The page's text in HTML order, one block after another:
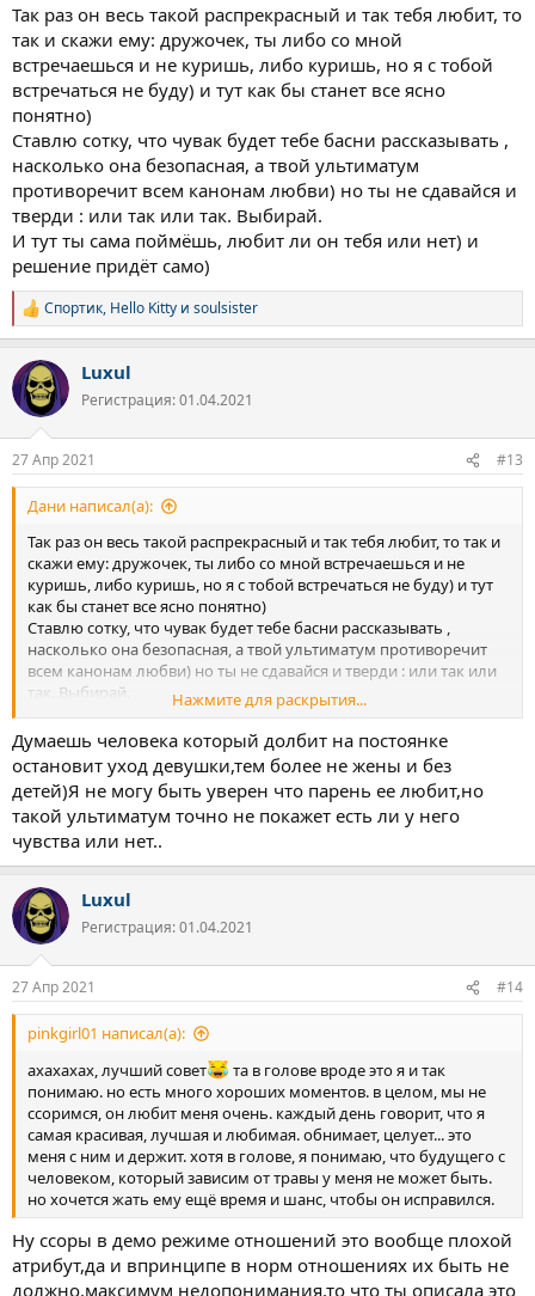
Так раз он весь такой распрекрасный и так тебя любит, то
так и скажи ему: дружочек, ты либо со мной
встречаешься и не куришь, либо куришь, но я с тобой
встречаться не буду) и тут как бы станет все ясно
понятно)
Ставлю сотку, что чувак будет тебе басни рассказывать ,
насколько она безопасная, а твой ультиматум
противоречит всем канонам любви) но ты не сдавайся и
тверди : или так или так. Выбирай.
И тут ты сама поймёшь, любит ли он тебя или нет) и
решение придёт само)
Р
е
к
ц
и
Спортик, Hello Kitty и soulsister
Luxul
Регистрация: 01.04.2021
27 Апр 2021 #13
Дани написал(а):
Так раз он весь такой распрекрасный и так тебя любит, то так и
скажи ему: дружочек, ты либо со мной встречаешься и не
куришь, либо куришь, но я с тобой встречаться не буду) и тут
как бы станет все ясно понятно)
Ставлю сотку, что чувак будет тебе басни рассказывать ,
насколько она безопасная, а твой ультиматум противоречит
всем канонам любви) но ты не сдавайся и тверди : или так или
так. Выбирай.
И тут ты сама поймёшь, любит ли он тебя или нет) и решение
придёт само)
Нажмите для раскрытия...
Думаешь человека который долбит на постоянке
остановит уход девушки,тем более не жены и без
детей)Я не могу быть уверен что парень ее любит,но
такой ультиматум точно не покажет есть ли у него
чувства или нет..
Luxul
Регистрация: 01.04.2021
27 Апр 2021 #14
pinkgirl01 написал(а):
ахахахах, лучший совет
та в голове вроде это я и так
понимаю. но есть много хороших моментов. в целом, мы не
ссоримся, он любит меня очень. каждый день говорит, что я
самая красивая, лучшая и любимая. обнимает, целует... это
меня с ним и держит. хотя в голове, я понимаю, что будущего с
человеком, который зависим от травы у меня не может быть.
но хочется жать ему ещё время и шанс, чтобы он исправился.
Ну ссоры в демо режиме отношений это вообще плохой
атрибут,да и впринципе в норм отношениях их быть не
должно,максимум недопонимания,то что ты описала это